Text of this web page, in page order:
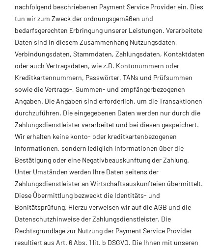
nachfolgend beschriebenen Payment Service Provider ein. Dies
tun wir zum Zweck der ordnungsgemäßen und
bedarfsgerechten Erbringung unserer Leistungen. Verarbeitete
Daten sind in diesem Zusammenhang Nutzungsdaten,
Verbindungsdaten, Stammdaten, Zahlungsdaten, Kontaktdaten
oder auch Vertragsdaten, wie z.B. Kontonummern oder
Kreditkartennummern, Passwörter, TANs und Prüfsummen
sowie die Vertrags-, Summen- und empfängerbezogenen
Angaben. Die Angaben sind erforderlich, um die Transaktionen
durchzuführen. Die eingegebenen Daten werden nur durch die
Zahlungsdienstleister verarbeitet und bei diesen gespeichert.
Wir erhalten keine konto- oder kreditkartenbezogenen
Informationen, sondern lediglich Informationen über die
Bestätigung oder eine Negativbeauskunftung der Zahlung.
Unter Umständen werden Ihre Daten seitens der
Zahlungsdienstleister an Wirtschaftsauskunfteien übermittelt.
Diese Übermittlung bezweckt die Identitäts- und
Bonitätsprüfung. Hierzu verweisen wir auf die AGB und die
Datenschutzhinweise der Zahlungsdienstleister. Die
Rechtsgrundlage zur Nutzung der Payment Service Provider
resultiert aus Art. 6 Abs. 1 lit. b DSGVO. Die Ihnen mit unseren